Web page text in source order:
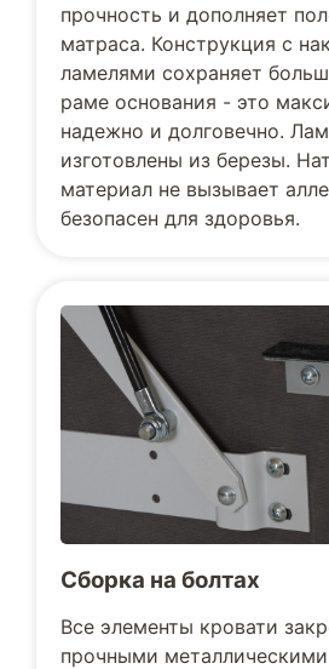
прочность и дополняет
матраса. Конструкция с
ламелями сохраняет
раме основания - это
надежно и долговечно.
изготовлены из березы.
материал не вызывает
безопасен для здоровья.
Сборка на болтах
Все элементы кровати
прочными